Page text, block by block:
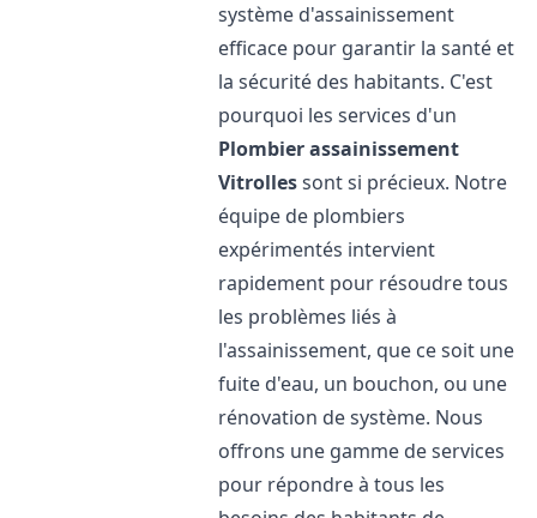
système d'assainissement
efficace pour garantir la santé et
la sécurité des habitants. C'est
pourquoi les services d'un
Plombier assainissement
Vitrollessont si précieux. Notre
équipe de plombiers
expérimentés intervient
rapidement pour résoudre tous
les problèmes liés à
l'assainissement, que ce soit une
fuite d'eau, un bouchon, ou une
rénovation de système. Nous
offrons une gamme de services
pour répondre à tous les